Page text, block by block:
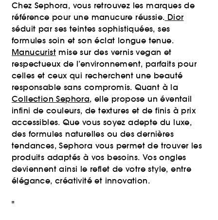
Chez Sephora, vous retrouvez les marques de
référence pour une manucure réussie. Dior
séduit par ses teintes sophistiquées, ses
formules soin et son éclat longue tenue.
Manucurist mise sur des vernis vegan et
respectueux de l’environnement, parfaits pour
celles et ceux qui recherchent une beauté
responsable sans compromis. Quant à la
Collection Sephora, elle propose un éventail
infini de couleurs, de textures et de finis à prix
accessibles. Que vous soyez adepte du luxe,
des formules naturelles ou des dernières
tendances, Sephora vous permet de trouver les
produits adaptés à vos besoins. Vos ongles
deviennent ainsi le reflet de votre style, entre
élégance, créativité et innovation.
"